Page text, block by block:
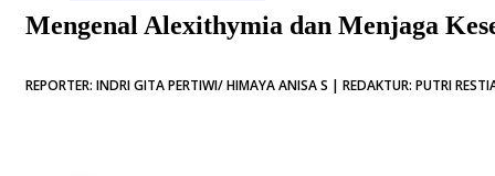
Mengenal Alexithymia dan Menjaga
REPORTER: INDRI GITA PERTIWI/ HIMAYA ANISA S | REDAKTUR: PUTRI